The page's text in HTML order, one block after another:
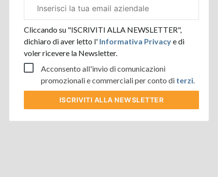
aziendale
Cliccando su "ISCRIVITI ALLA NEWSLETTER",
dichiaro di aver letto l' Informativa Privacye di
voler ricevere la Newsletter.
Acconsento all'invio di comunicazioni
promozionali e commerciali per conto di terzi.
ISCRIVITI ALLA NEWSLETTER